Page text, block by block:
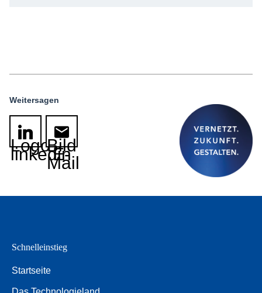
Weitersagen
Logo
linkedin
Bild
E-
Mail
Schnelleinstieg
Startseite